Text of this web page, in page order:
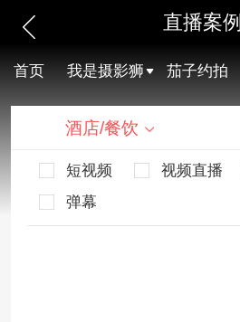
直播案例
首页 我是摄影狮 茄子约拍
酒店/餐饮
短视频 视频直播
弹幕